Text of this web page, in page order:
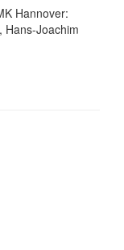
Hannover:
Hans-Joachim